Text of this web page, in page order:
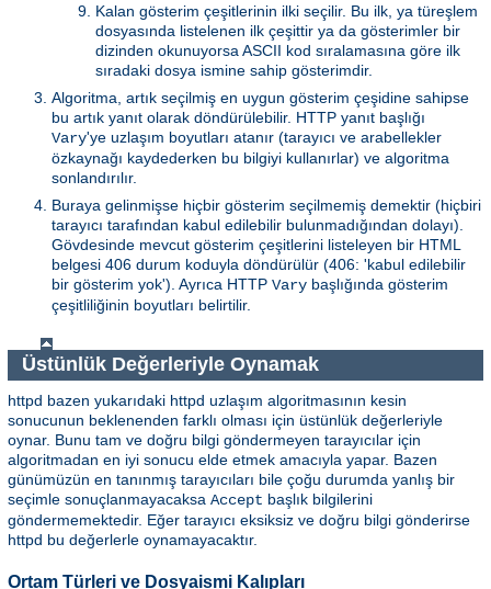
Kalan gösterim çeşitlerinin ilki seçilir. Bu ilk, ya türeşlem
dosyasında listelenen ilk çeşittir ya da gösterimler bir
dizinden okunuyorsa ASCII kod sıralamasına göre ilk
sıradaki dosya ismine sahip gösterimdir.
Algoritma, artık seçilmiş en uygun gösterim çeşidine sahipse
bu artık yanıt olarak döndürülebilir. HTTP yanıt başlığı
Vary'ye uzlaşım boyutları atanır (tarayıcı ve arabellekler
özkaynağı kaydederken bu bilgiyi kullanırlar) ve algoritma
sonlandırılır.
Buraya gelinmişse hiçbir gösterim seçilmemiş demektir (hiçbiri
tarayıcı tarafından kabul edilebilir bulunmadığından dolayı).
Gövdesinde mevcut gösterim çeşitlerini listeleyen bir HTML
belgesi 406 durum koduyla döndürülür (406: 'kabul edilebilir
bir gösterim yok'). Ayrıca HTTP Vary başlığında gösterim
çeşitliliğinin boyutları belirtilir.
Üstünlük Değerleriyle Oynamak
httpd bazen yukarıdaki httpd uzlaşım algoritmasının kesin
sonucunun beklenenden farklı olması için üstünlük değerleriyle
oynar. Bunu tam ve doğru bilgi göndermeyen tarayıcılar için
algoritmadan en iyi sonucu elde etmek amacıyla yapar. Bazen
günümüzün en tanınmış tarayıcıları bile çoğu durumda yanlış bir
seçimle sonuçlanmayacaksa Accept başlık bilgilerini
göndermemektedir. Eğer tarayıcı eksiksiz ve doğru bilgi gönderirse
httpd bu değerlerle oynamayacaktır.
Ortam Türleri ve Dosyaismi Kalıpları